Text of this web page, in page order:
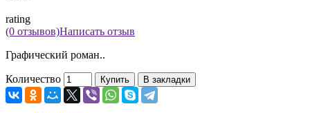
rating
(0 отзывов)Написать отзыв
Графический роман..
Количество Купить В закладки